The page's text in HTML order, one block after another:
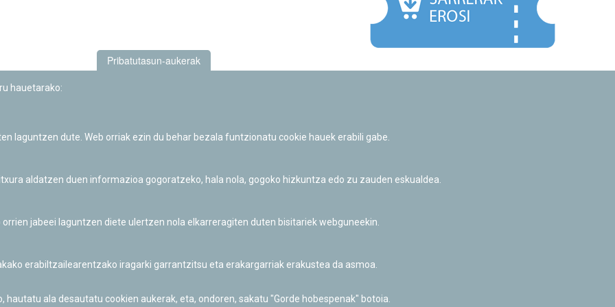
Informazio publikoa eskatzeko baimena
Pribatutasun-aukerak
hauetarako:
laguntzen dute. Web orriak ezin du behar bezala funtzionatu cookie hauek erabili gabe.
aldatzen duen informazioa gogoratzeko, hala nola, gogoko hizkuntza edo zu zauden eskualdea.
jabeei laguntzen diete ulertzen nola elkarreragiten duten bisitariek webguneekin.
erabiltzailearentzako iragarki garrantzitsu eta erakargarriak erakustea da asmoa.
ala desautatu cookien aukerak, eta, ondoren, sakatu "Gorde hobespenak" botoia.